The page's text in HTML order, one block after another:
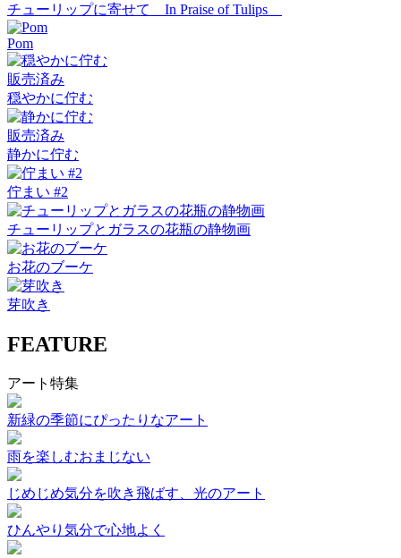
チューリップに寄せて In Praise of Tulips
Pom
販売済み
穏やかに佇む
販売済み
静かに佇む
佇まい #2
チューリップとガラスの花瓶の静物画
お花のブーケ
芽吹き
FEATURE
アート特集
新緑の季節にぴったりなアート
雨を楽しむおまじない
じめじめ気分を吹き飛ばす、光のアート
ひんやり気分で心地よく